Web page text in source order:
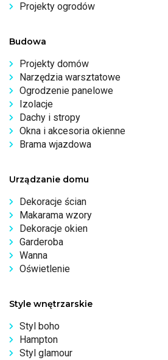
Projekty ogrodów
Budowa
Projekty domów
Narzędzia warsztatowe
Ogrodzenie panelowe
Izolacje
Dachy i stropy
Okna i akcesoria okienne
Brama wjazdowa
Urządzanie domu
Dekoracje ścian
Makarama wzory
Dekoracje okien
Garderoba
Wanna
Oświetlenie
Style wnętrzarskie
Styl boho
Hampton
Styl glamour